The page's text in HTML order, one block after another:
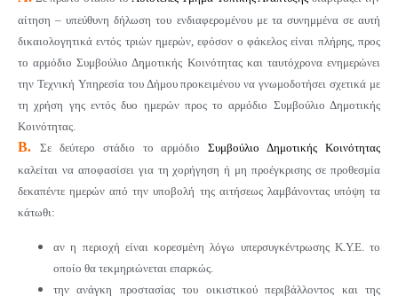
αίτηση – υπεύθυνη δήλωση του ενδιαφερομένου με τα συνημμένα σε αυτή
δικαιολογητικά εντός τριών ημερών, εφόσον ο φάκελος είναι πλήρης, προς
το αρμόδιο Συμβούλιο Δημοτικής Κοινότητας και ταυτόχρονα ενημερώνει
την Τεχνική Υπηρεσία του Δήμου προκειμένου να γνωμοδοτήσει σχετικά με
τη χρήση γης εντός δυο ημερών προς το αρμόδιο Συμβούλιο Δημοτικής
Κοινότητας.
Β. Σε δεύτερο στάδιο το αρμόδιοΣυμβούλιο Δημοτικής Κοινότητας
καλείται να αποφασίσει για τη χορήγηση ή μη προέγκρισης σε προθεσμία
δεκαπέντε ημερών από την υποβολή της αιτήσεως λαμβάνοντας υπόψη τα
κάτωθι:
αν η περιοχή είναι κορεσμένη λόγω υπερσυγκέντρωσης Κ.Υ.Ε. το
οποίο θα τεκμηριώνεται επαρκώς.
την ανάγκη προστασίας του οικιστικού περιβάλλοντος και της